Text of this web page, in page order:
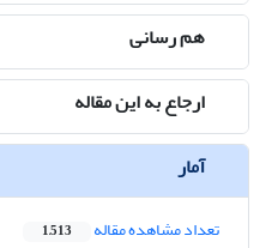
هم رسانی
ارجاع به این مقاله
آمار
تعداد مشاهده مقاله 1,513